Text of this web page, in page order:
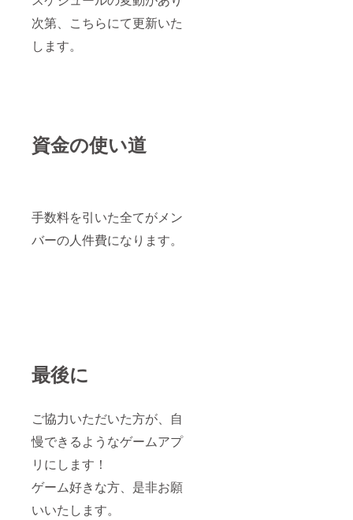
次第、こちらにて更新いた
します。
資金の使い道
手数料を引いた全てがメン
バーの人件費になります。
最後に
ご協力いただいた方が、自
慢できるようなゲームアプ
リにします！
ゲーム好きな方、是非お願
いいたします。